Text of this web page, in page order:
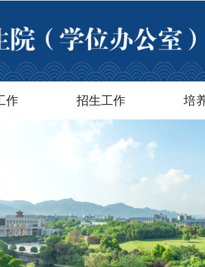
作 招生工作 培